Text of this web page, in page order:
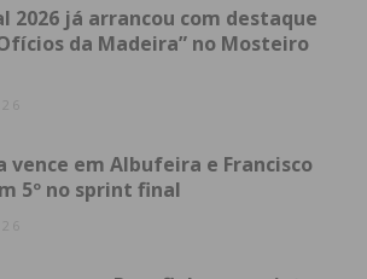
2026 já arrancou com destaque
da Madeira” no Mosteiro
vence em Albufeira e Francisco
5º no sprint final